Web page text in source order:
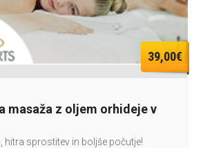
39,00€
masaža z oljem orhideje v
hitra sprostitev in boljše počutje!